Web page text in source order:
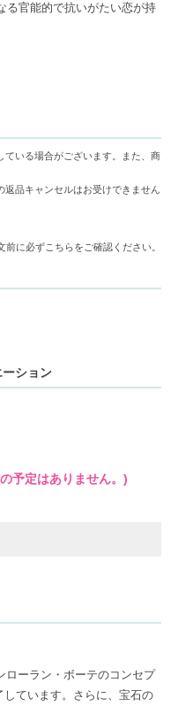
る官能的で抗いがたい恋が持
いる場合がございます。また、商
品キャンセルはお受けできません
前に必ずこちらをご確認ください。
ション
予定はありません。)
ローラン・ボーテのコンセプ
ています。さらに、宝石の